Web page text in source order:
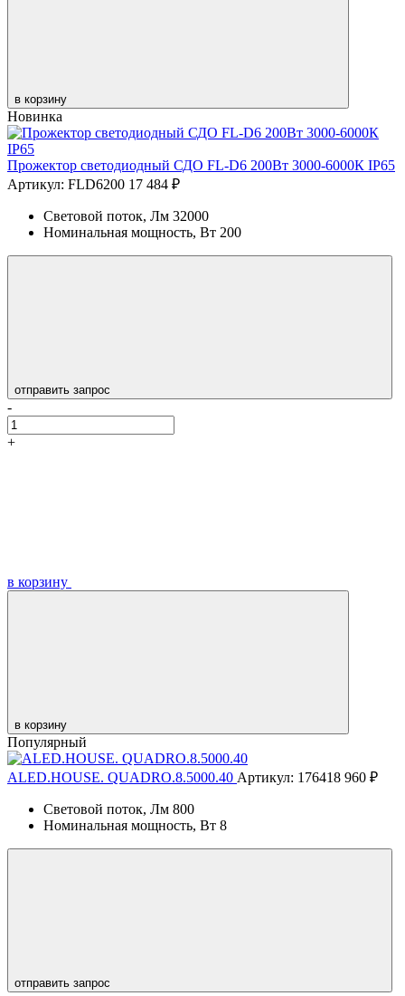
в корзину
Новинка
Прожектор светодиодный СДО FL-D6 200Вт 3000-6000К IP65
Артикул: FLD6200 17 484 ₽
Световой поток, Лм 32000
Номинальная мощность, Вт 200
отправить запрос
-
+
в корзину
в корзину
Популярный
ALED.HOUSE. QUADRO.8.5000.40 Артикул: 176418 960 ₽
Световой поток, Лм 800
Номинальная мощность, Вт 8
отправить запрос